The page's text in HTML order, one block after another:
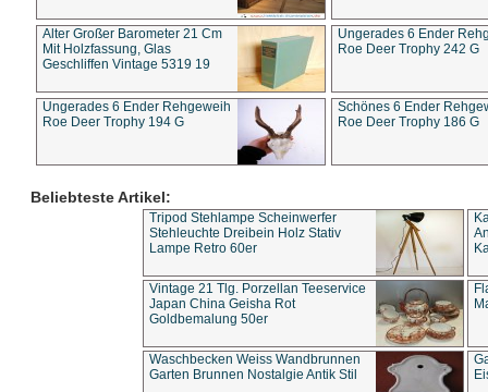
Alter Großer Barometer 21 Cm
Mit Holzfassung, Glas
Geschliffen Vintage 5319 19
Ungerades 6 Ender
Roe Deer Trophy 242 G
Ungerades 6 Ender Rehgeweih
Roe Deer Trophy 194 G
Schönes 6 Ender
Roe Deer Trophy 186 G
Beliebteste Artikel:
Tripod Stehlampe Scheinwerfer
Stehleuchte Dreibein Holz Stativ
Lampe Retro 60er
Vintage 21 Tlg. Porzellan Teeservice
Japan China Geisha Rot
Goldbemalung 50er
Waschbecken Weiss Wandbrunnen
Garten Brunnen Nostalgie Antik Stil